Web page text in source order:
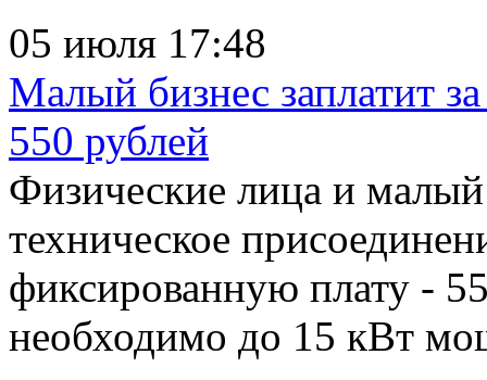
05 июля 17:48
Малый бизнес заплатит
550 рублей
Физические лица и малый
техническое
фиксированную плату -
необходимо до 15 кВт